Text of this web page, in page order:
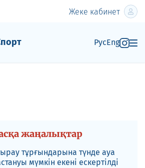
Жеке кабинет
РусEng
жаңалықтар
тұрғындарына түнде ауа
мүмкін екені ескертілді